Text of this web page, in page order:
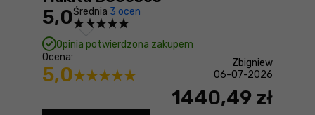
5,0Średnia 3 ocen
Opinia potwierdzona zakupem
Ocena:
5,0
Zbigniew
06-07-2026
1440,49 zł